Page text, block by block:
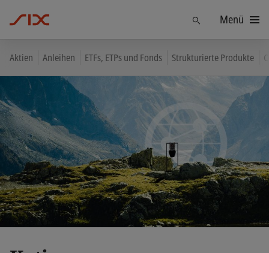
FindenMenü
Aktien Anleihen ETFs, ETPs und Fonds Strukturierte Produkte